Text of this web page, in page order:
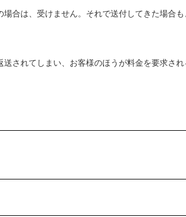
合は、受けません。それで送付してきた場合
送されてしまい、お客様のほうが料金を要求さ